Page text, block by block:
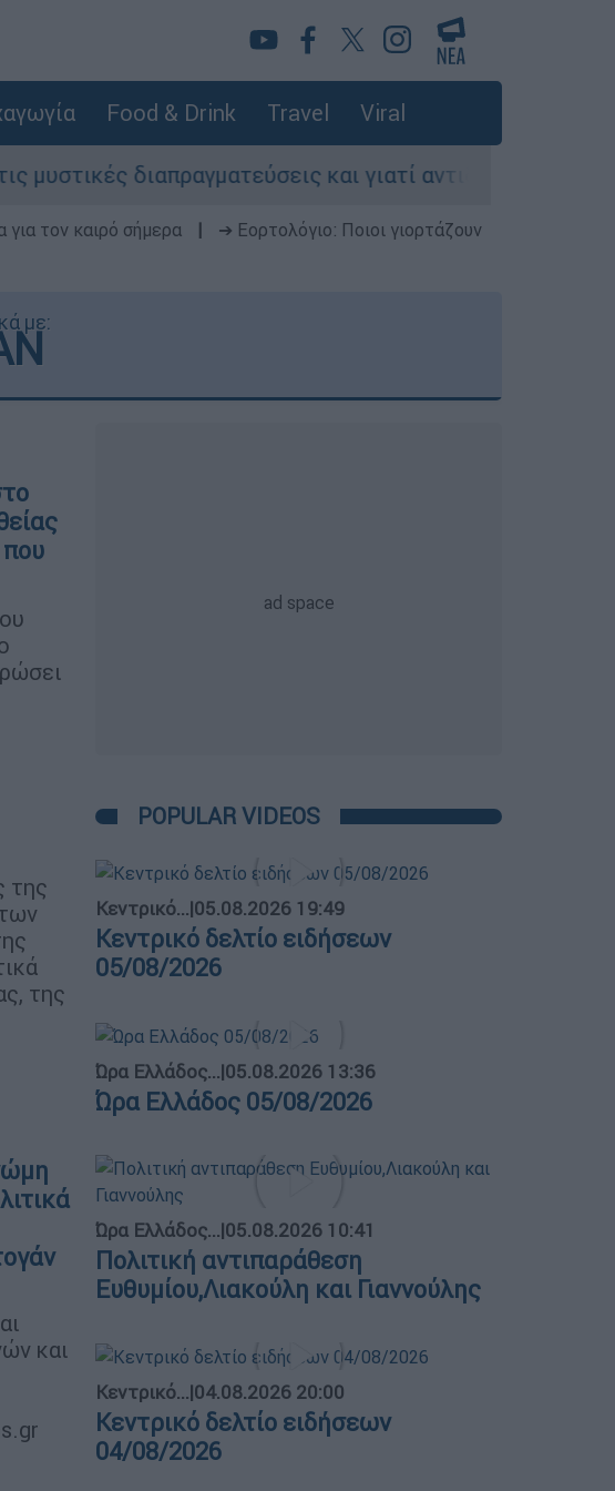
Food & Drink Travel Viral
και γιατί αντιδρούν οι ΗΠΑ
τον καιρό σήμερα
➔ Εορτολόγιο: Ποιοι γιορτάζουν
με:
της
της
και
POPULAR VIDEOS
Κεντρικό...|05.08.2026 19:49
Κεντρικό δελτίο ειδήσεων
05/08/2026
Ώρα Ελλάδος...|05.08.2026 13:36
Ώρα Ελλάδος 05/08/2026
Ώρα Ελλάδος...|05.08.2026 10:41
Πολιτική αντιπαράθεση
Ευθυμίου,Λιακούλη και Γιαννούλης
Κεντρικό...|04.08.2026 20:00
Κεντρικό δελτίο ειδήσεων
04/08/2026